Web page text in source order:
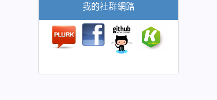
我的社群網路